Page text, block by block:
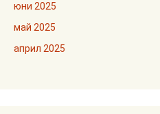
юни 2025
май 2025
април 2025